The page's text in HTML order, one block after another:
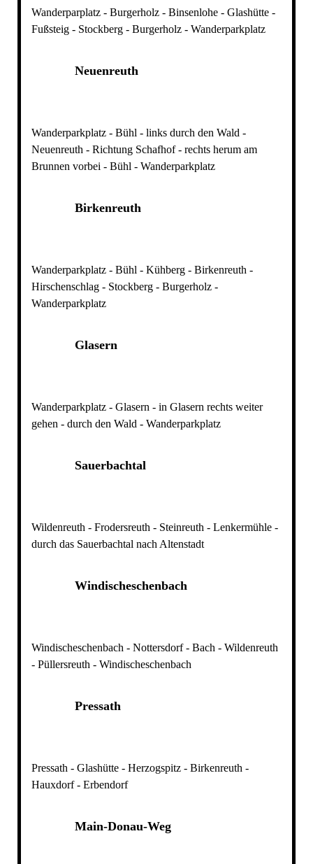
Wanderparplatz - Burgerholz - Binsenlohe - Glashütte -
Fußsteig - Stockberg - Burgerholz - Wanderparkplatz
Neuenreuth
Wanderparkplatz - Bühl - links durch den Wald -
Neuenreuth - Richtung Schafhof - rechts herum am
Brunnen vorbei - Bühl - Wanderparkplatz
Birkenreuth
Wanderparkplatz - Bühl - Kühberg - Birkenreuth -
Hirschenschlag - Stockberg - Burgerholz -
Wanderparkplatz
Glasern
Wanderparkplatz - Glasern - in Glasern rechts weiter
gehen - durch den Wald - Wanderparkplatz
Sauerbachtal
Wildenreuth - Frodersreuth - Steinreuth - Lenkermühle -
durch das Sauerbachtal nach Altenstadt
Windischeschenbach
Windischeschenbach - Nottersdorf - Bach - Wildenreuth
- Püllersreuth - Windischeschenbach
Pressath
Pressath - Glashütte - Herzogspitz - Birkenreuth -
Hauxdorf - Erbendorf
Main-Donau-Weg